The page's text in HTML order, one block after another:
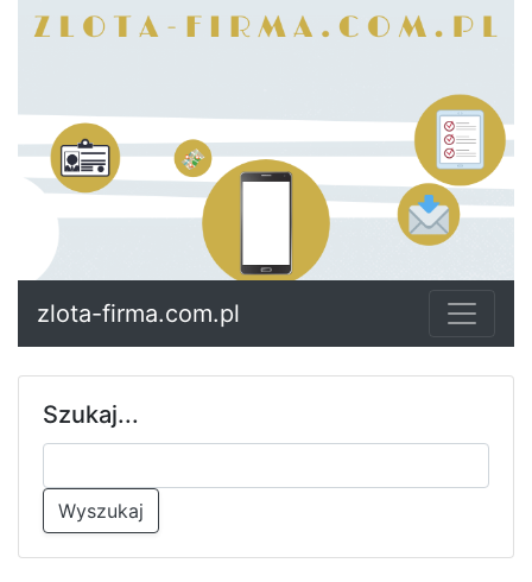
zlota-firma.com.pl
Szukaj...
Wyszukaj